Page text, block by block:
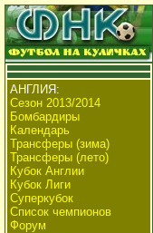
АНГЛИЯ:
Сезон 2013/2014
Бомбардиры
Календарь
Трансферы (зима)
Трансферы (лето)
Кубок Англии
Кубок Лиги
Суперкубок
Список чемпионов
Форум